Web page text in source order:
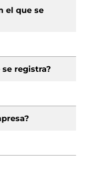
el que se
registra?